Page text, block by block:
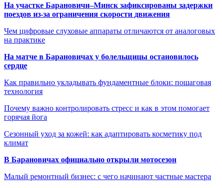
На участке Барановичи–Минск зафиксированы задержки
поездов из-за ограничения скорости движения
Чем цифровые слуховые аппараты отличаются от аналоговых
на практике
На матче в Барановичах у болельщицы остановилось
сердце
Как правильно укладывать фундаментные блоки: пошаговая
технология
Почему важно контролировать стресс и как в этом помогает
горячая йога
Сезонный уход за кожей: как адаптировать косметику под
климат
В Барановичах официально открыли мотосезон
Малый ремонтный бизнес: с чего начинают частные мастера